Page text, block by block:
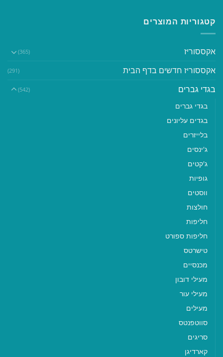
קטגוריות המוצרים
אקססוריז (365)
אקססוריז חדשים בדף הבית (291)
בגדי גברים (542)
בגדי גברים
בגדים עליונים
בלייזרים
ג'ינסים
ג'קטים
גופיות
ווסטים
חולצות
חליפות
חליפות ספורט
טישרטס
מכנסיים
מעילי דובון
מעילי עור
מעילים
סווטפנטס
סריגים
קארדיגן